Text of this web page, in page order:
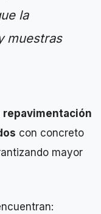
la
muestras
repavimentación
con concreto
mayor